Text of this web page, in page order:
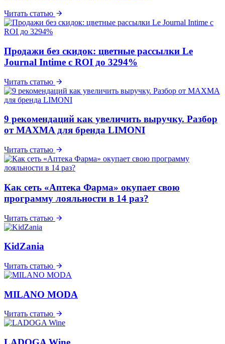
Читать статью
Продажи без скидок: цветные рассылки Le
Journal Intime с ROI до 3294%
Читать статью
9 рекомендаций как увеличить выручку. Разбор
от MAXMA для бренда LIMONI
Читать статью
Как сеть «Аптека Фарма» окупает свою
программу лояльности в 14 раз?
Читать статью
KidZania
Читать статью
MILANO MODA
Читать статью